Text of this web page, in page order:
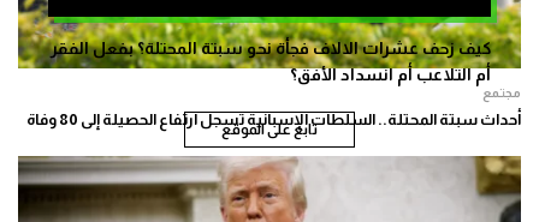
كيف زحف عشرات الالاف فجأة نحو سبتة المحتلة؟ بفعل الفقر
أم التلاعب أم انسداد الأفق؟
تابع على الموقع
مجتمع
أحداث سبتة المحتلة.. السلطات الإسبانية تسجل ارتفاع الحصيلة إلى 80 وفاة